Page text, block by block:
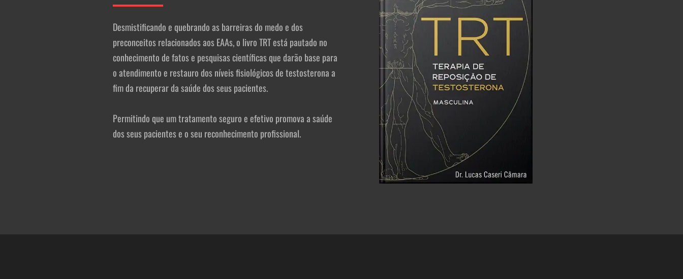
Desmistificando e quebrando as barreiras do medo e dos
preconceitos relacionados aos EAAs, o livro TRT está pautado no
conhecimento de fatos e pesquisas científicas que darão base para
o atendimento e restauro dos níveis fisiológicos de testosterona a
fim da recuperar da saúde dos seus pacientes.
Permitindo que um tratamento seguro e efetivo promova a saúde
dos seus pacientes e o seu reconhecimento profissional.